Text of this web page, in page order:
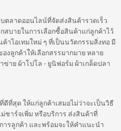
ตลาดออนไลน์ที่จัดส่งสินค้ารวดเร็ว
สบายในการเลือกซื้อสินค้าแก่ลูกค้าไว้
าไอเทมใหม่ ๆ ที่เป็นนวัตกรรมสิ่งทอ มี
งลูกค้าให้เลือกสรรมากมาย หลาย
ข่าย ผ้าโปโล - ยูนิฟอร์ม ผ้าเกล็ดปลา
ที่สุด ให้แก่ลูกค้าเสมอไม่ว่าจะเป็นวิธี
ชาร์จเพิ่ม หรือบริการ ส่งสินค้าที่
ารลูกค้า และพร้อมจะให้คำแนะนำ